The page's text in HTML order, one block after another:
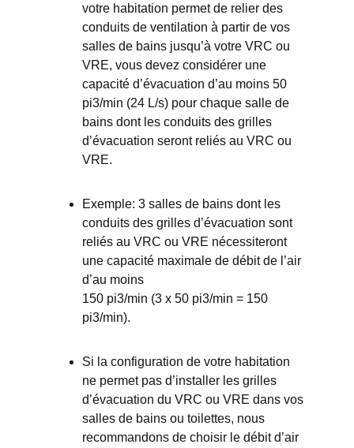
votre habitation permet de relier des
conduits de ventilation à partir de vos
salles de bains jusqu’à votre VRC ou
VRE, vous devez considérer une
capacité d’évacuation d’au moins 50
pi3/min (24 L/s) pour chaque salle de
bains dont les conduits des grilles
d’évacuation seront reliés au VRC ou
VRE.
Exemple: 3 salles de bains dont les
conduits des grilles d’évacuation sont
reliés au VRC ou VRE nécessiteront
une capacité maximale de débit de l’air
d’au moins
150 pi3/min (3 x 50 pi3/min = 150
pi3/min).
Si la configuration de votre habitation
ne permet pas d’installer les grilles
d’évacuation du VRC ou VRE dans vos
salles de bains ou toilettes, nous
recommandons de choisir le débit d’air